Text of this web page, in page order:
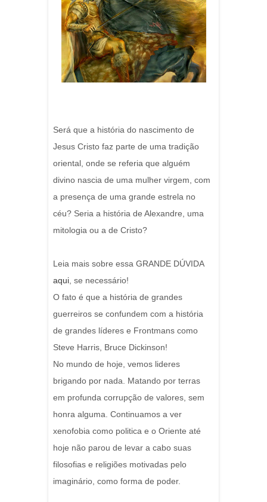
Será que a história do nascimento de
Jesus Cristo faz parte de uma tradição
oriental, onde se referia que alguém
divino nascia de uma mulher virgem, com
a presença de uma grande estrela no
céu? Seria a história de Alexandre, uma
mitologia ou a de Cristo?
Leia mais sobre essa GRANDE DÚVIDA
aqui, se necessário!
O fato é que a história de grandes
guerreiros se confundem com a história
de grandes líderes e Frontmans como
Steve Harris, Bruce Dickinson!
No mundo de hoje, vemos lideres
brigando por nada. Matando por terras
em profunda corrupção de valores, sem
honra alguma. Continuamos a ver
xenofobia como politica e o Oriente até
hoje não parou de levar a cabo suas
filosofias e religiões motivadas pelo
imaginário, como forma de poder.